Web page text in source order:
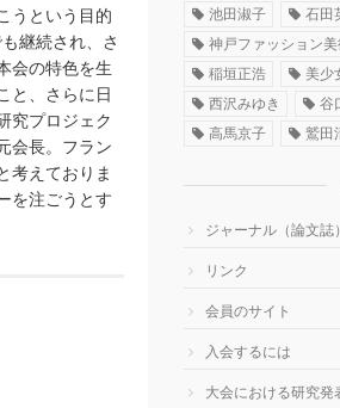
うという目的
継続され、さ
会の特色を生
と、さらに日
究プロジェク
会長。フラン
考えておりま
を注ごうとす
池田淑子
石田
神戸ファッション
稲垣正浩
美少
西沢みゆき
谷
高馬京子
鷲田
ジャーナル（論文誌）
リンク
会員のサイト
入会するには
大会における研究発